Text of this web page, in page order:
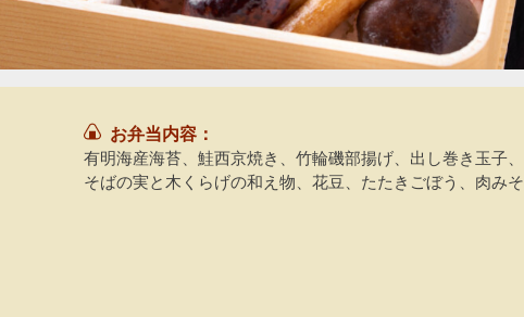
お弁当内容：
有明海産海苔、鮭西京焼き、竹輪磯部揚げ、出し巻き玉子、
そばの実と木くらげの和え物、花豆、たたきごぼう、肉みそ